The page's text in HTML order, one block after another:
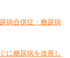
病合併症・糖尿病
に糖尿病を改善し